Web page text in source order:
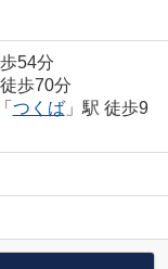
54分
徒歩70分
「 つくば」駅 徒歩9